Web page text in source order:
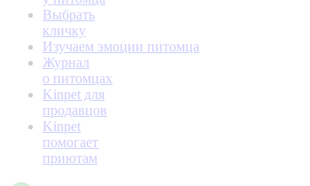
Выбрать
кличку
Изучаем эмоции питомца
Журнал
о питомцах
Kinpet для
продавцов
Kinpet
помогает
приютам